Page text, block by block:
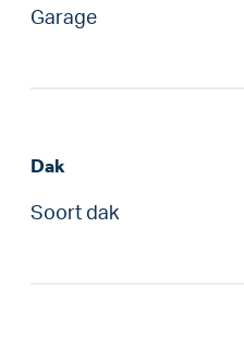
Garage
Dak
Soort dak